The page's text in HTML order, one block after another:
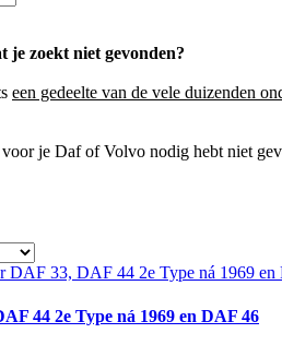
je zoekt niet gevonden?
een gedeelte van de vele duizenden
je Daf of Volvo nodig hebt niet
44 2e Type ná 1969 en DAF 46